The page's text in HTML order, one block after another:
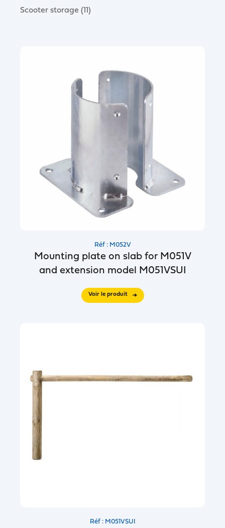
Scooter storage (11)
Réf : M052V
Mounting plate on slab for M051V
and extension model M051VSUI
Voir le produit
Réf : M051VSUI